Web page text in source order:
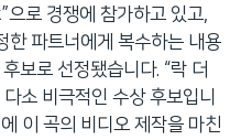
로 경쟁에 참가하고 있고,
한 파트너에게 복수하는 내용
보로 선정됐습니다. “락 더
소 비극적인 수상 후보입니
이 곡의 비디오 제작을 마친